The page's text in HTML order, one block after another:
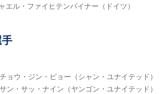
エル・ファイヒテンバイナー（ドイツ）
ウ・ジン・ピョー（シャン・ユナイテッド）
・サッ・ナイン（ヤンゴン・ユナイテッド）